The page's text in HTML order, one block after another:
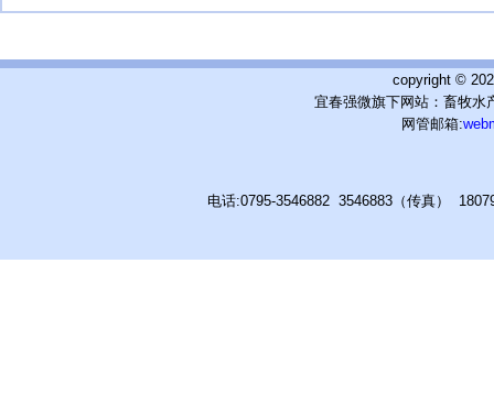
copyright ©
宜春强微旗下网站：畜牧水
网管邮箱:
电话:0795-3546882 3546883（传真）